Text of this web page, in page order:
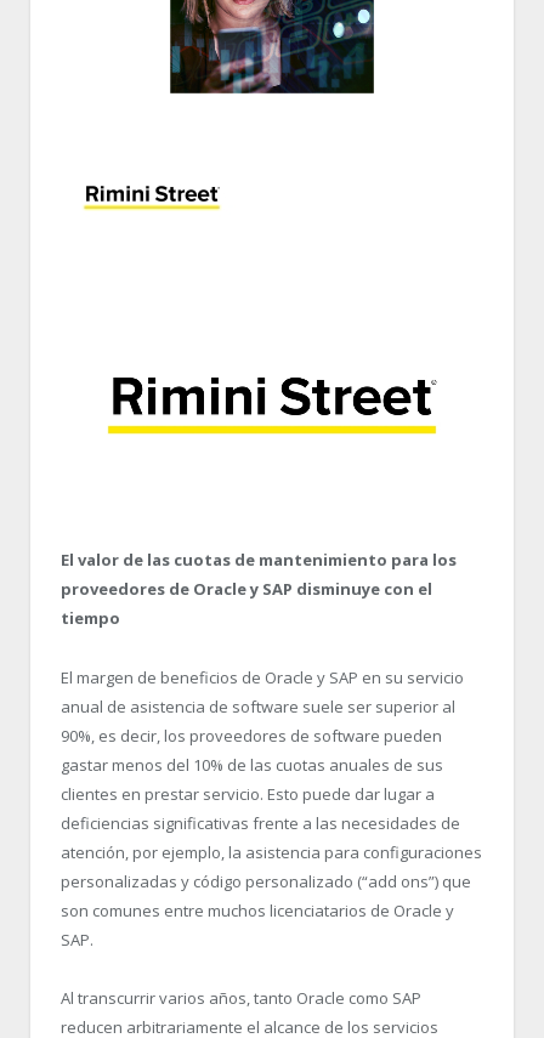
El valor de las cuotas de mantenimiento para los
proveedores de Oracle y SAP disminuye con el
tiempo
El margen de beneficios de Oracle y SAP en su servicio
anual de asistencia de software suele ser superior al
90%, es decir, los proveedores de software pueden
gastar menos del 10% de las cuotas anuales de sus
clientes en prestar servicio. Esto puede dar lugar a
deficiencias significativas frente a las necesidades de
atención, por ejemplo, la asistencia para configuraciones
personalizadas y código personalizado (“add ons”) que
son comunes entre muchos licenciatarios de Oracle y
SAP.
Al transcurrir varios años, tanto Oracle como SAP
reducen arbitrariamente el alcance de los servicios